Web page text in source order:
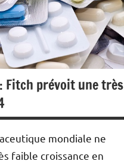
Fitch prévoit une très
mondiale ne
faible croissance en